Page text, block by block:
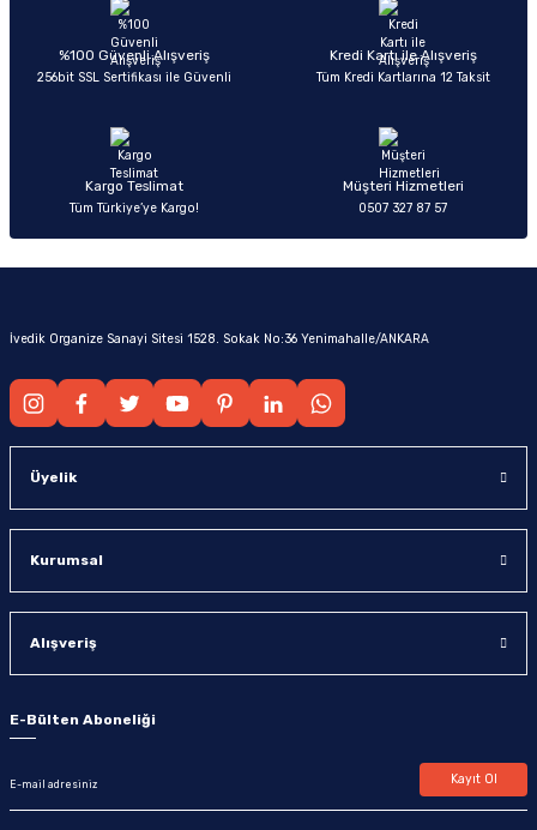
%100 Güvenli Alışveriş
256bit SSL Sertifikası ile Güvenli
Kredi Kartı ile Alışveriş
Tüm Kredi Kartlarına 12 Taksit
Kargo Teslimat
Tüm Türkiye’ye Kargo!
Müşteri Hizmetleri
0507 327 87 57
İvedik Organize Sanayi Sitesi 1528. Sokak No:36 Yenimahalle/ANKARA
Üyelik
Kurumsal
Alışveriş
E-Bülten Aboneliği
Kayıt Ol